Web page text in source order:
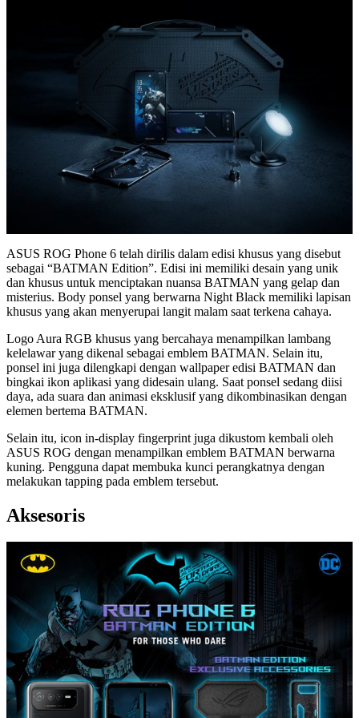
ASUS ROG Phone 6 telah dirilis dalam edisi khusus yang disebut
sebagai “BATMAN Edition”. Edisi ini memiliki desain yang unik
dan khusus untuk menciptakan nuansa BATMAN yang gelap dan
misterius. Body ponsel yang berwarna Night Black memiliki lapisan
khusus yang akan menyerupai langit malam saat terkena cahaya.
Logo Aura RGB khusus yang bercahaya menampilkan lambang
kelelawar yang dikenal sebagai emblem BATMAN. Selain itu,
ponsel ini juga dilengkapi dengan wallpaper edisi BATMAN dan
bingkai ikon aplikasi yang didesain ulang. Saat ponsel sedang diisi
daya, ada suara dan animasi eksklusif yang dikombinasikan dengan
elemen bertema BATMAN.
Selain itu, icon in-display fingerprint juga dikustom kembali oleh
ASUS ROG dengan menampilkan emblem BATMAN berwarna
kuning. Pengguna dapat membuka kunci perangkatnya dengan
melakukan tapping pada emblem tersebut.
Aksesoris